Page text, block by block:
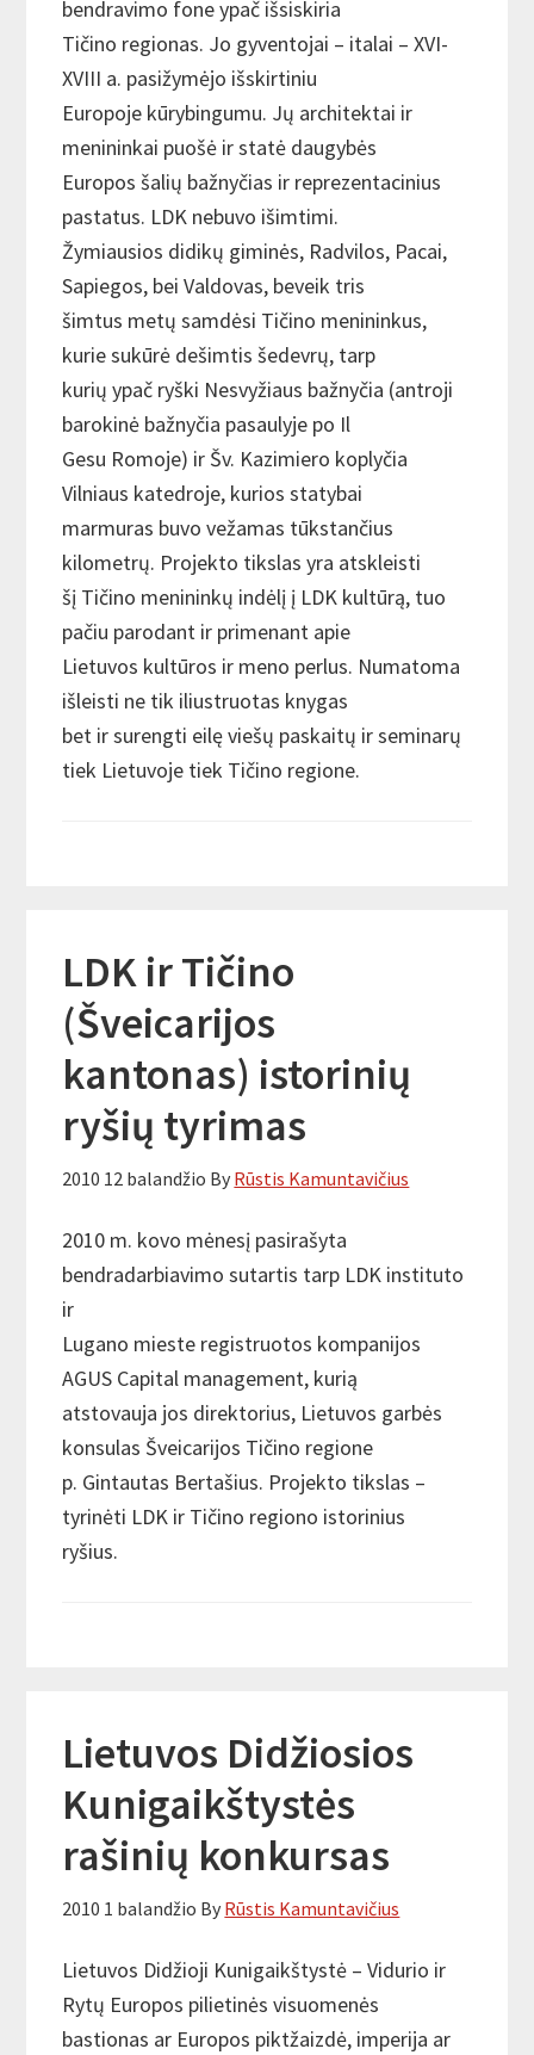
bendravimo fone ypač išsiskiria
Tičino regionas. Jo gyventojai – italai – XVI-
XVIII a. pasižymėjo išskirtiniu
Europoje kūrybingumu. Jų architektai ir
menininkai puošė ir statė daugybės
Europos šalių bažnyčias ir reprezentacinius
pastatus. LDK nebuvo išimtimi.
Žymiausios didikų giminės, Radvilos, Pacai,
Sapiegos, bei Valdovas, beveik tris
šimtus metų samdėsi Tičino menininkus,
kurie sukūrė dešimtis šedevrų, tarp
kurių ypač ryški Nesvyžiaus bažnyčia (antroji
barokinė bažnyčia pasaulyje po Il
Gesu Romoje) ir Šv. Kazimiero koplyčia
Vilniaus katedroje, kurios statybai
marmuras buvo vežamas tūkstančius
kilometrų. Projekto tikslas yra atskleisti
šį Tičino menininkų indėlį į LDK kultūrą, tuo
pačiu parodant ir primenant apie
Lietuvos kultūros ir meno perlus. Numatoma
išleisti ne tik iliustruotas knygas
bet ir surengti eilę viešų paskaitų ir seminarų
tiek Lietuvoje tiek Tičino regione.
LDK ir Tičino
(Šveicarijos
kantonas) istorinių
ryšių tyrimas
2010 12 balandžio By Rūstis Kamuntavičius
2010 m. kovo mėnesį pasirašyta
bendradarbiavimo sutartis tarp LDK instituto
ir
Lugano mieste registruotos kompanijos
AGUS Capital management, kurią
atstovauja jos direktorius, Lietuvos garbės
konsulas Šveicarijos Tičino regione
p. Gintautas Bertašius. Projekto tikslas –
tyrinėti LDK ir Tičino regiono istorinius
ryšius.
Lietuvos Didžiosios
Kunigaikštystės
rašinių konkursas
2010 1 balandžio By Rūstis Kamuntavičius
Lietuvos Didžioji Kunigaikštystė – Vidurio ir
Rytų Europos pilietinės visuomenės
bastionas ar Europos piktžaizdė, imperija ar